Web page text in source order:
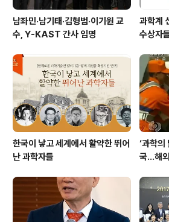
남좌민·남기태·김형범·이기원 교
수, Y-KAST 간사 임명
과학계
수상자
한국이 낳고 세계에서 활약한 뛰어
난 과학자들
‘과학의
국…해